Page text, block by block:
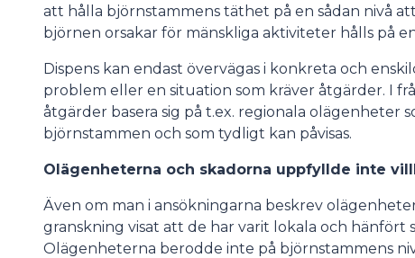
att hålla björnstammens täthet på en sådan nivå
björnen orsakar för mänskliga aktiviteter hålls på
Dispens kan endast övervägas i konkreta och
problem eller en situation som kräver åtgärder. I
åtgärder basera sig på t.ex. regionala olägenheter
björnstammen och som tydligt kan påvisas.
Olägenheterna och skadorna uppfyllde inte
Även om man i ansökningarna beskrev
granskning visat att de har varit lokala och hänfört
Olägenheterna berodde inte på björnstammens